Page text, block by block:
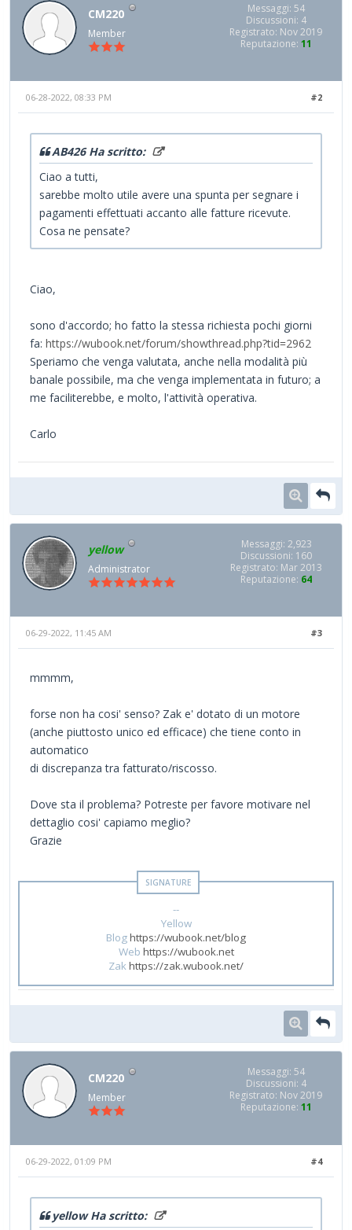
CM220
Member
Messaggi: 54
Discussioni: 4
Registrato: Nov 2019
Reputazione: 11
#2
06-28-2022, 08:33 PM
AB426 Ha scritto:
Ciao a tutti,
sarebbe molto utile avere una spunta per segnare i
pagamenti effettuati accanto alle fatture ricevute.
Cosa ne pensate?
Ciao,
sono d'accordo; ho fatto la stessa richiesta pochi giorni
fa: https://wubook.net/forum/showthread.php?tid=2962
Speriamo che venga valutata, anche nella modalità più
banale possibile, ma che venga implementata in futuro; a
me faciliterebbe, e molto, l'attività operativa.
Carlo
yellow
Administrator
Messaggi: 2,923
Discussioni: 160
Registrato: Mar 2013
Reputazione: 64
#3
06-29-2022, 11:45 AM
mmmm,
forse non ha cosi' senso? Zak e' dotato di un motore
(anche piuttosto unico ed efficace) che tiene conto in
automatico
di discrepanza tra fatturato/riscosso.
Dove sta il problema? Potreste per favore motivare nel
dettaglio cosi' capiamo meglio?
Grazie
--
Yellow
Bloghttps://wubook.net/blog
Web https://wubook.net
Zakhttps://zak.wubook.net/
CM220
Member
Messaggi: 54
Discussioni: 4
Registrato: Nov 2019
Reputazione: 11
#4
06-29-2022, 01:09 PM
yellow Ha scritto: